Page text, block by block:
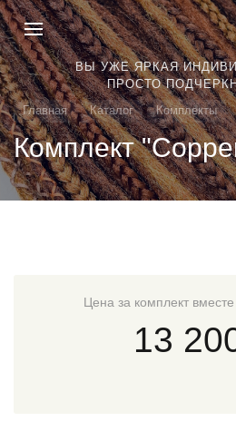
ВЫ УЖЕ ЯРКАЯ
ПРОСТО
Главная
Каталог Комплекты
Комплект
Цена за комплект
13